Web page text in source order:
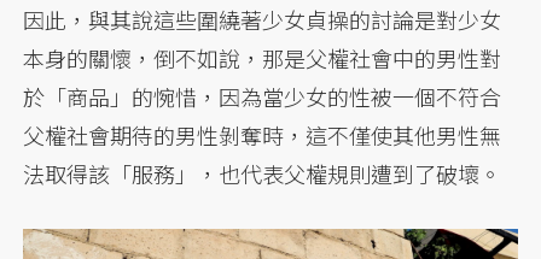
因此，與其說這些圍繞著少女貞操的討論是對少女
本身的關懷，倒不如說，那是父權社會中的男性對
於「商品」的惋惜，因為當少女的性被一個不符合
父權社會期待的男性剝奪時，這不僅使其他男性無
法取得該「服務」，也代表父權規則遭到了破壞。